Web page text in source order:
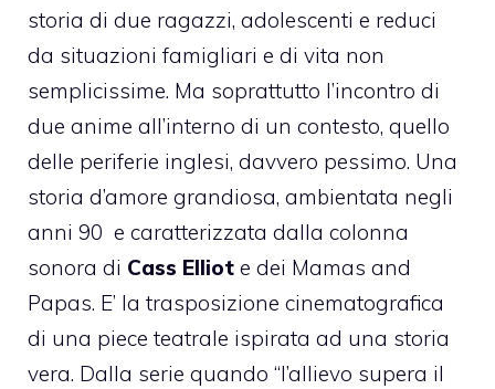
storia di due ragazzi, adolescenti e reduci
da situazioni famigliari e di vita non
semplicissime. Ma soprattutto l’incontro di
due anime all’interno di un contesto, quello
delle periferie inglesi, davvero pessimo. Una
storia d’amore grandiosa, ambientata negli
anni 90 e caratterizzata dalla colonna
sonora di Cass Elliot e dei Mamas and
Papas. E’ la trasposizione cinematografica
di una piece teatrale ispirata ad una storia
vera. Dalla serie quando “l’allievo supera il